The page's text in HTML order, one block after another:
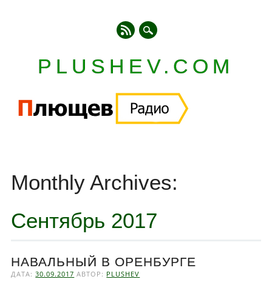
PLUSHEV.COM
content
Monthly Archives:
Сентябрь 2017
НАВАЛЬНЫЙ В ОРЕНБУРГЕ
ДАТА:30.09.2017 АВТОР: PLUSHEV